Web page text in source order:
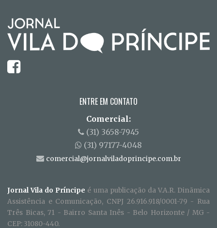
ENTRE EM CONTATO
Comercial:
(31) 3658-7945
(31) 97177-4048
comercial@jornalviladoprincipe.com.br
Jornal Vila do Príncipe é uma publicação da V.A.R. Dinãmica
Assistência e Comunicação, CNPJ 26.916.918/0001-79 - Rua
Três Bicas, 71 - Bairro Santa Inês - Belo Horizonte / MG -
CEP: 31080-440.